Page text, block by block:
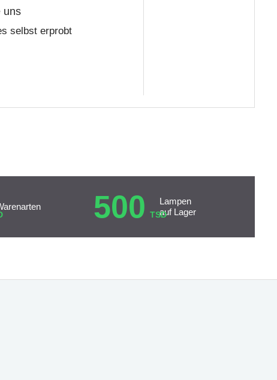
uns
selbst erprobt
500 TSD
Lampen
auf Lager